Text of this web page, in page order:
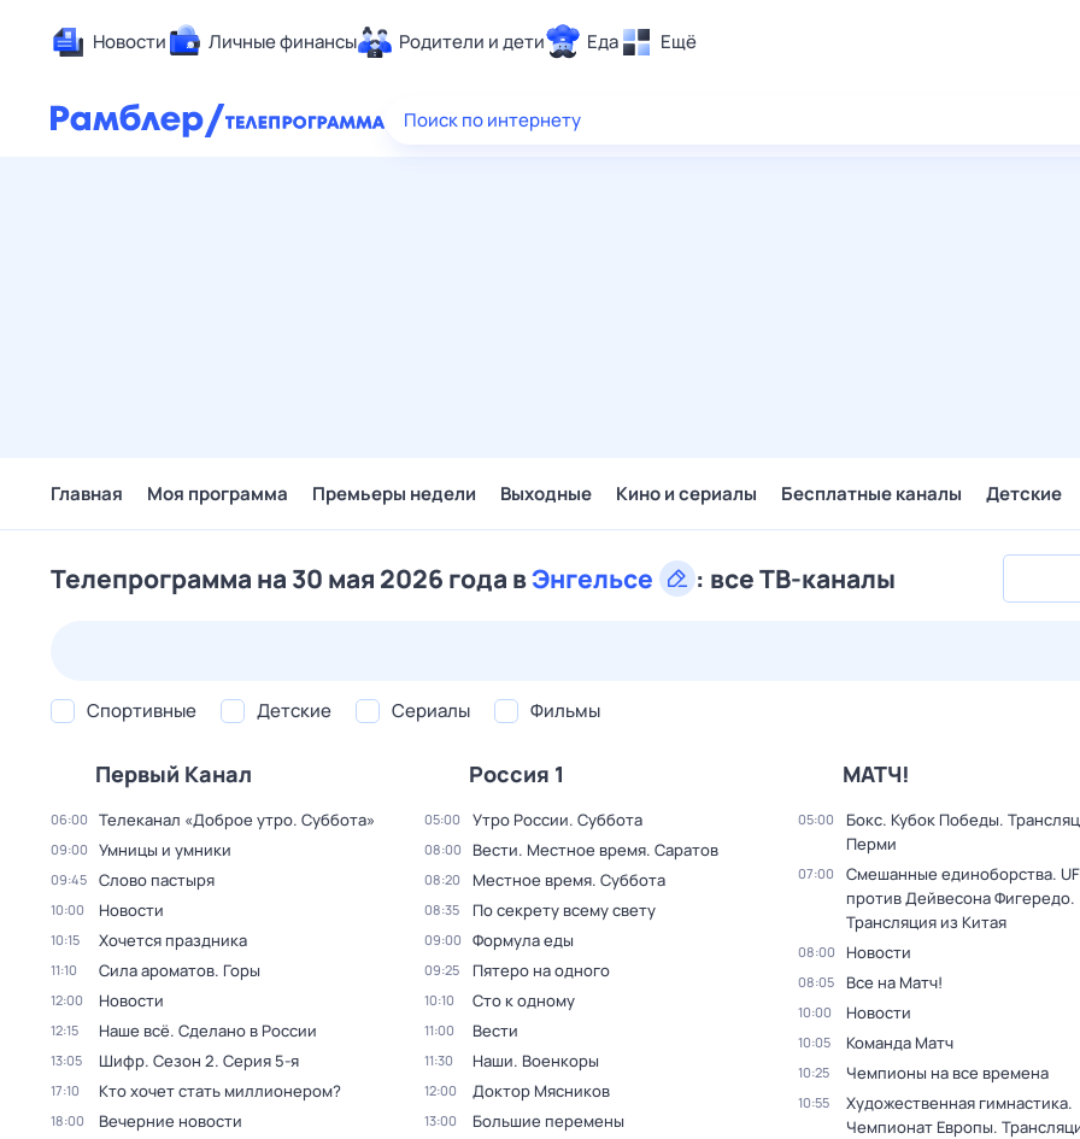
Новости Личные финансы Родители и дети Еда Ещё
Здоровье
Поиск по интернету
Главная Моя программа Премьеры недели Выходные Кино и сериалы Бесплатные каналы Детские
Телепрограмма на 30 мая 2026 года вЭнгельсе : все ТВ-каналы
Спортивные Детские Сериалы Фильмы
Первый Канал
06:00 Телеканал «Доброе утро. Суббота»
09:00 Умницы и умники
09:45 Слово пастыря
10:00 Новости
10:15 Хочется праздника
11:10 Сила ароматов. Горы
12:00 Новости
12:15 Наше всё. Сделано в России
13:05 Шифр. Сезон 2. Серия 5-я
17:10 Кто хочет стать миллионером?
18:00 Вечерние новости
Россия 1
05:00 Утро России. Суббота
08:00 Вести. Местное время. Саратов
08:20 Местное время. Суббота
08:35 По секрету всему свету
09:00 Формула еды
09:25 Пятеро на одного
10:10 Сто к одному
11:00 Вести
11:30 Наши. Военкоры
12:00 Доктор Мясников
13:00 Большие перемены
МАТЧ!
05:00
Бокс. Кубок Победы.
Перми
07:00
Смешанные единоборства.
против Дейвесона Фигередо.
Трансляция из Китая
08:00 Новости
08:05 Все на Матч!
10:00 Новости
10:05 Команда Матч
10:25 Чемпионы на все времена
10:55
Художественная гимнастика.
Чемпионат Европы.